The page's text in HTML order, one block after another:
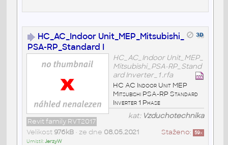
HC_AC_Indoor Unit_MEP_Mitsubishi_
PSA-RP_Standard I
HC_AC_Indoor Unit_MEP_
Mitsubishi_PSA-RP_Stand
ard Inverter_1 .rfa
HC AC Indoor Unit MEP
Mitsubishi PSA-RP Standard
Inverter 1 Phase
kat: Vzduchotechnika
Revit family RVT2017
Staženo: 59x
Velikost 976kB• ze dne 08.05.2021
Umístil:JerzyW